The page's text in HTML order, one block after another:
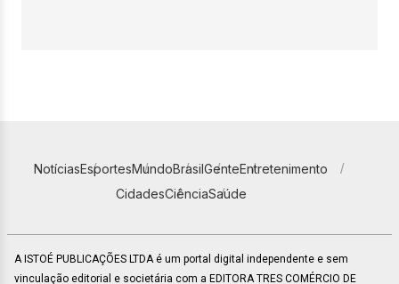
NotíciasEsportesMundoBrasilGenteEntretenimento
CidadesCiênciaSaúde
A ISTOÉ PUBLICAÇÕES LTDA é um portal digital independente e sem
vinculação editorial e societária com a EDITORA TRES COMÉRCIO DE